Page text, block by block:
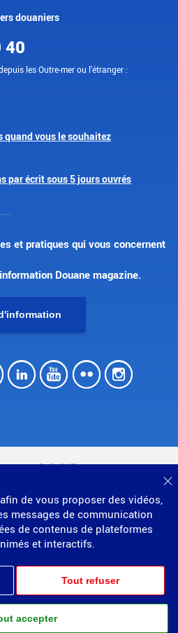
de vous proposer des vidéos,
messages de communication
de contenus de plateformes
et interactifs.
Tout refuser
accepter
douaniers
40
les Outre-mer ou l'étranger :
quand vous le souhaitez
par écrit sous 5 jours ouvrés
et pratiques qui vous concernent
Douane magazine.
LinkedIn
Youtube
Flickr
et droits indirects
: non conforme
Partenariats